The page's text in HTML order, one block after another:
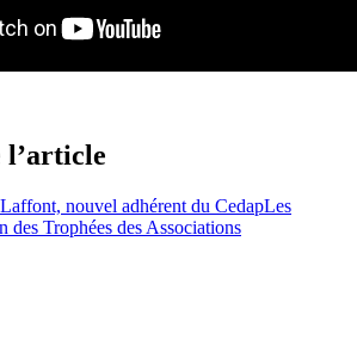
l’article
nouvel adhérent du CedapLes
des Trophées des Associations